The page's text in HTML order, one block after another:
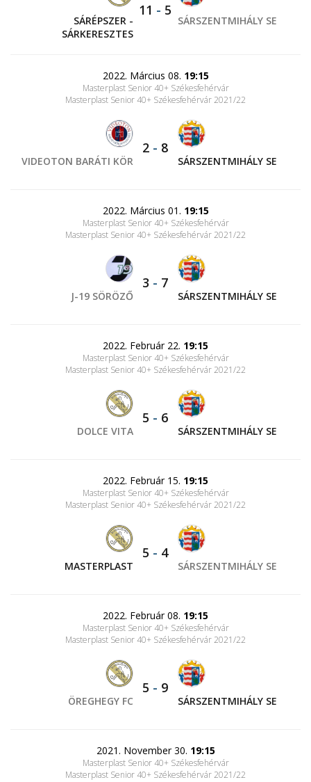
SÁRÉPSZER -
SÁRKERESZTES
11 - 5
SÁRSZENTMIHÁLY SE
2022. Március 08. 19:15
Masterplast Senior 40+ Székesfehérvár
Masterplast Senior 40+ Székesfehérvár 2021/22
VIDEOTON BARÁTI KÖR
2 - 8
SÁRSZENTMIHÁLY SE
2022. Március 01. 19:15
Masterplast Senior 40+ Székesfehérvár
Masterplast Senior 40+ Székesfehérvár 2021/22
J-19 SÖRÖZŐ
3 - 7
SÁRSZENTMIHÁLY SE
2022. Február 22. 19:15
Masterplast Senior 40+ Székesfehérvár
Masterplast Senior 40+ Székesfehérvár 2021/22
DOLCE VITA
5 - 6
SÁRSZENTMIHÁLY SE
2022. Február 15. 19:15
Masterplast Senior 40+ Székesfehérvár
Masterplast Senior 40+ Székesfehérvár 2021/22
MASTERPLAST
5 - 4
SÁRSZENTMIHÁLY SE
2022. Február 08. 19:15
Masterplast Senior 40+ Székesfehérvár
Masterplast Senior 40+ Székesfehérvár 2021/22
ÖREGHEGY FC
5 - 9
SÁRSZENTMIHÁLY SE
2021. November 30. 19:15
Masterplast Senior 40+ Székesfehérvár
Masterplast Senior 40+ Székesfehérvár 2021/22